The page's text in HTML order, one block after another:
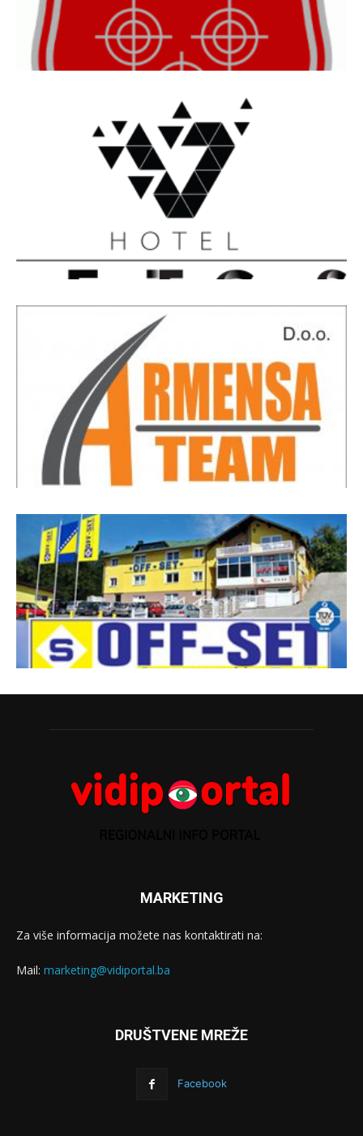
MARKETING
Za više informacija možete nas kontaktirati na:
Mail: marketing@vidiportal.ba
DRUŠTVENE MREŽE
Facebook